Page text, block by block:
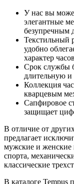
У нас вы
элегантные
безупречным
Текстильный
удобно
характер
Срок службы
длительную и
Коллекция
кварцевым
Сапфировое
защищает
В отличие от
предлагает
мужские и женские
спорта,
классические
В каталоге Tempus